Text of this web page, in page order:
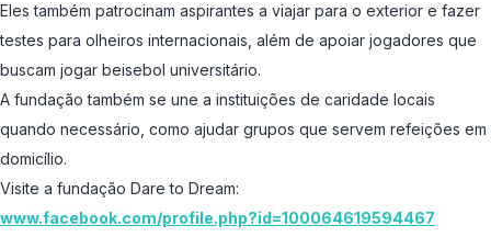
Eles também patrocinam aspirantes a viajar para o exterior e fazer
testes para olheiros internacionais, além de apoiar jogadores que
buscam jogar beisebol universitário.
A fundação também se une a instituições de caridade locais
quando necessário, como ajudar grupos que servem refeições em
domicílio.
Visite a fundação Dare to Dream:
www.facebook.com/profile.php?id=100064619594467